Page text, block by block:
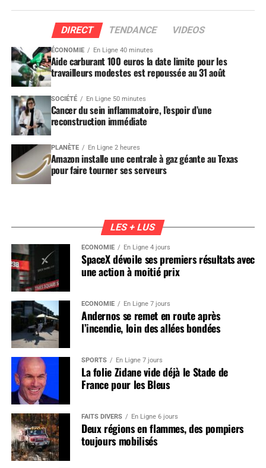
DIRECT TENDANCE VIDEOS
ÉCONOMIE En Ligne 40 minutes
Aide carburant 100 euros la date limite pour les
travailleurs modestes est repoussée au 31 août
SOCIÉTÉ En Ligne 50 minutes
Cancer du sein inflammatoire, l’espoir d’une
reconstruction immédiate
PLANÈTE En Ligne 2 heures
Amazon installe une centrale à gaz géante au Texas
pour faire tourner ses serveurs
LES + LUS
ÉCONOMIE En Ligne 4 jours
SpaceX dévoile ses premiers résultats avec
une action à moitié prix
ÉCONOMIE En Ligne 7 jours
Andernos se remet en route après
l’incendie, loin des allées bondées
SPORTS En Ligne 7 jours
La folie Zidane vide déjà le Stade de
France pour les Bleus
FAITS DIVERS En Ligne 6 jours
Deux régions en flammes, des pompiers
toujours mobilisés